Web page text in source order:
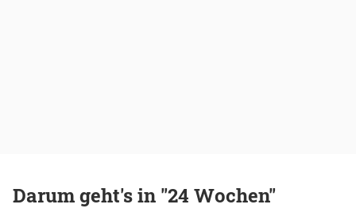
Darum geht's in "24 Wochen"